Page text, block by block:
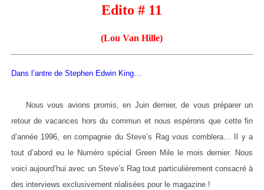
Edito # 11
(Lou Van Hille)
Dans l’antre de Stephen Edwin King…
Nous vous avions promis, en Juin dernier, de vous préparer un
retour de vacances hors du commun et nous espérons que cette fin
d’année 1996, en compagnie du Steve’s Rag vous comblera… Il y a
tout d’abord eu le Numéro spécial Green Mile le mois dernier. Nous
voici aujourd’hui avec un Steve’s Rag tout particulièrement consacré à
des interviews exclusivement réalisées pour le magazine !